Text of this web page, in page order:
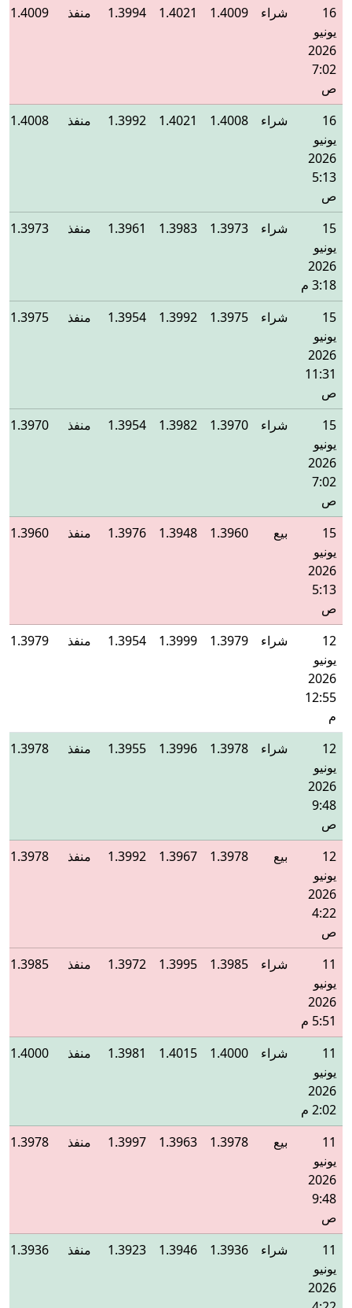
16
يونيو
2026
7:02
ص
شراء 1.4009
1.4021
1.3994 منفذ 1.4009
16
يونيو
2026
5:13
ص
شراء 1.4008
1.4021
1.3992 منفذ 1.4008
15
يونيو
2026
3:18 م
شراء 1.3973
1.3983
1.3961 منفذ 1.3973
15
يونيو
2026
11:31
ص
شراء 1.3975
1.3992
1.3954 منفذ 1.3975
15
يونيو
2026
7:02
ص
شراء 1.3970
1.3982
1.3954 منفذ 1.3970
15
يونيو
2026
5:13
ص
بيع 1.3960
1.3948
1.3976 منفذ 1.3960
12
يونيو
2026
12:55
م
شراء 1.3979
1.3999
1.3954 منفذ 1.3979
12
يونيو
2026
9:48
ص
شراء 1.3978
1.3996
1.3955 منفذ 1.3978
12
يونيو
2026
4:22
ص
بيع 1.3978
1.3967
1.3992 منفذ 1.3978
11
يونيو
2026
5:51 م
شراء 1.3985
1.3995
1.3972 منفذ 1.3985
11
يونيو
2026
2:02 م
شراء 1.4000
1.4015
1.3981 منفذ 1.4000
11
يونيو
2026
9:48
ص
بيع 1.3978
1.3963
1.3997 منفذ 1.3978
11
يونيو
2026
شراء 1.3936
1.3946
1.3923 منفذ 1.3936